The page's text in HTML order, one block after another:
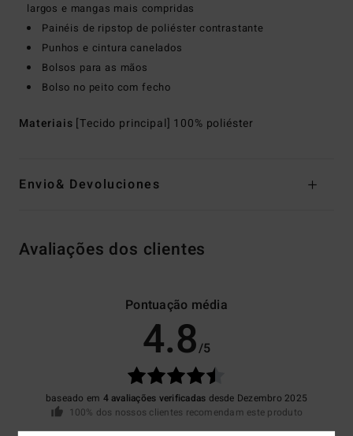
largos e mangas mais compridas
Painéis de ripstop de poliéster contrastante
Punhos e cintura canelados
Bolsos para as mãos
Bolso no peito com fecho
Materiais [Tecido principal] 100% poliéster
Envio& Devoluciones
Avaliações dos clientes
Pontuação média
4.8/5
baseado em 4 avaliações verificadas desde Dezembro 2025
100% dos nossos clientes recomendam este produto